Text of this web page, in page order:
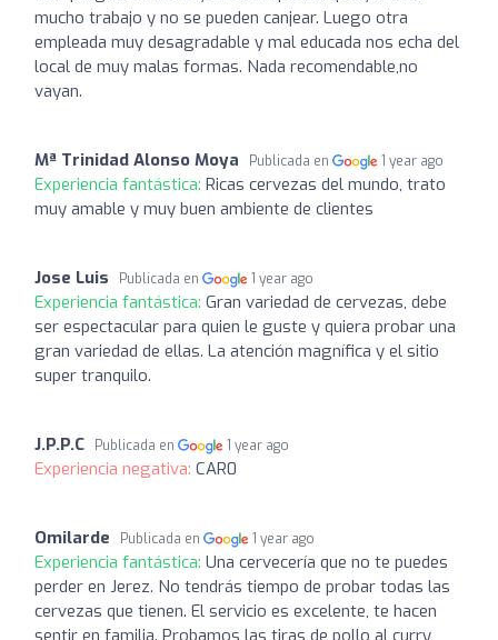
mucho trabajo y no se pueden canjear. Luego otra
empleada muy desagradable y mal educada nos echa del
local de muy malas formas. Nada recomendable,no
vayan.
Mª Trinidad Alonso Moya Publicada en 1 year ago
Experiencia fantástica: Ricas cervezas del mundo, trato
muy amable y muy buen ambiente de clientes
Jose Luis Publicada en 1 year ago
Experiencia fantástica: Gran variedad de cervezas, debe
ser espectacular para quien le guste y quiera probar una
gran variedad de ellas. La atención magnífica y el sitio
super tranquilo.
J.P.P.C Publicada en 1 year ago
Experiencia negativa: CAR0
Omilarde Publicada en 1 year ago
Experiencia fantástica: Una cervecería que no te puedes
perder en Jerez. No tendrás tiempo de probar todas las
cervezas que tienen. El servicio es excelente, te hacen
sentir en familia. Probamos las tiras de pollo al curry,